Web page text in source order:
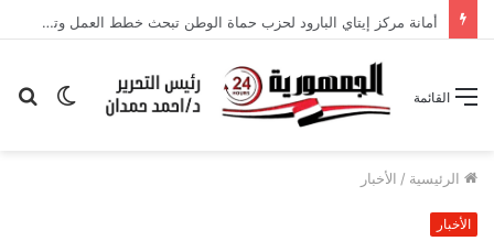
الوضع
القائمة
الرئيسية / الأخبار
الأخبار